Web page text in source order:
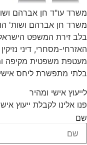
משרד עו"ד חן אברהם
משרד חן אברהם ושות'
בלב זירת המשפט
האזרחי-מסחרי, דיני
מעטפת משפטית מקיפה
בלתי מתפשרת ליחס אישי
לייעוץ אישי ומהיר
פנו אלינו לקבלת ייעוץ
שם